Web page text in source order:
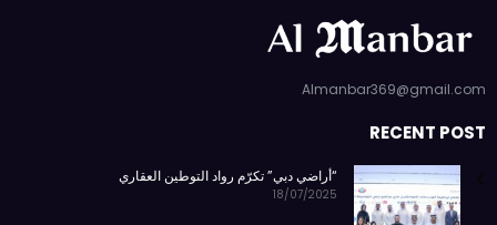
Almanbar369@gmail.com
RECENT POST
“أراضي دبي” تكرّم رواد التوطين العقاري
18/07/2025